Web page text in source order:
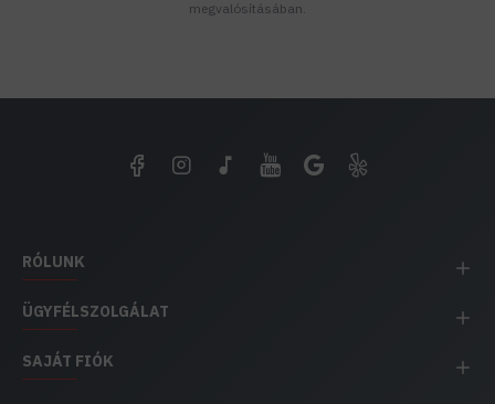
megvalósításában.
RÓLUNK
ÜGYFÉLSZOLGÁLAT
SAJÁT FIÓK